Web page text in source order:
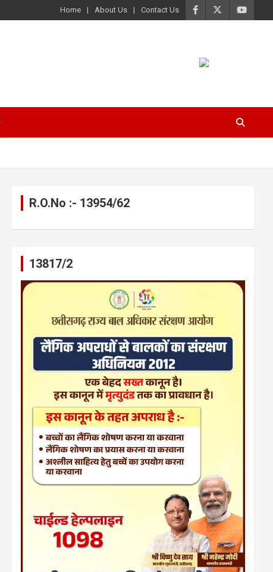
Home About Us Contact Us
R.O.No :- 13954/62
13817/2